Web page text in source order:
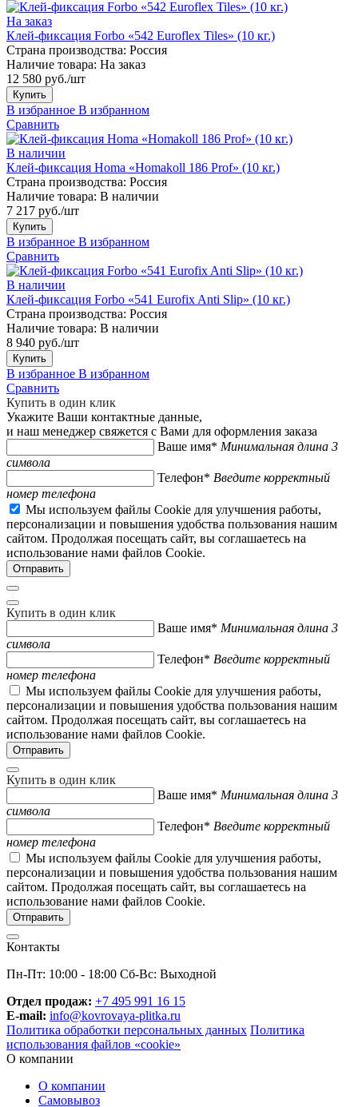
На заказ
Клей-фиксация Forbo «542 Euroflex Tiles» (10 кг.)
Страна производства: Россия
Наличие товара: На заказ
12 580 руб./шт
Купить
В избранное В избранном
Сравнить
В наличии
Клей-фиксация Homa «Homakoll 186 Prof» (10 кг.)
Страна производства: Россия
Наличие товара: В наличии
7 217 руб./шт
Купить
В избранное В избранном
Сравнить
В наличии
Клей-фиксация Forbo «541 Eurofix Anti Slip» (10 кг.)
Страна производства: Россия
Наличие товара: В наличии
8 940 руб./шт
Купить
В избранное В избранном
Сравнить
Купить в один клик
Укажите Ваши контактные данные,
и наш менеджер свяжется с Вами для оформления заказа
Ваше имя* Минимальная длина 3
символа
Телефон* Введите корректный
номер телефона
Мы используем файлы Cookie для улучшения работы,
персонализации и повышения удобства пользования нашим
сайтом. Продолжая посещать сайт, вы соглашаетесь на
использование нами файлов Cookie.
Купить в один клик
Ваше имя* Минимальная длина 3
символа
Телефон* Введите корректный
номер телефона
Мы используем файлы Cookie для улучшения работы,
персонализации и повышения удобства пользования нашим
сайтом. Продолжая посещать сайт, вы соглашаетесь на
использование нами файлов Cookie.
Купить в один клик
Ваше имя* Минимальная длина 3
символа
Телефон* Введите корректный
номер телефона
Мы используем файлы Cookie для улучшения работы,
персонализации и повышения удобства пользования нашим
сайтом. Продолжая посещать сайт, вы соглашаетесь на
использование нами файлов Cookie.
Контакты
Пн-Пт: 10:00 - 18:00 Сб-Вс: Выходной
Отдел продаж: +7 495 991 16 15
E-mail: info@kovrovaya-plitka.ru
Политика обработки персональных данных Политика
использования файлов «cookie»
О компании
О компании
Самовывоз